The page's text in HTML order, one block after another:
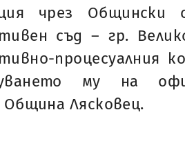
чрез Общински
съд – гр.
процесуалния
му на
Лясковец.